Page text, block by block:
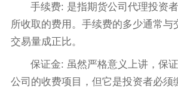
手续费: 是指期货公司代理投资
所收取的费用。手续费的多少通常与
交易量成正比。
保证金: 虽然严格意义上讲，保
公司的收费项目，但它是投资者必须